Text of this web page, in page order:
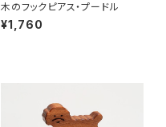
木のフックピアス・プードル
¥1,760